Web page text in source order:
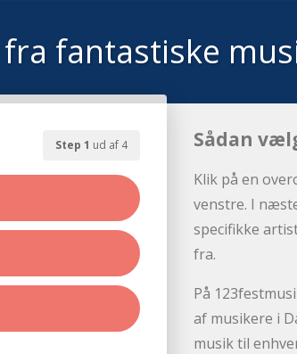
fra fantastiske
Step 1 ud af 4 Sådan
Klik på en
venstre. I
specifikke
fra.
På
af musikere i
musik til